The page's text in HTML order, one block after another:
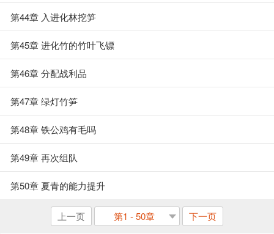
第44章 入进化林挖笋
第45章 进化竹的竹叶飞镖
第46章 分配战利品
第47章 绿灯竹笋
第48章 铁公鸡有毛吗
第49章 再次组队
第50章 夏青的能力提升
上一页 第1 - 50章 下一页